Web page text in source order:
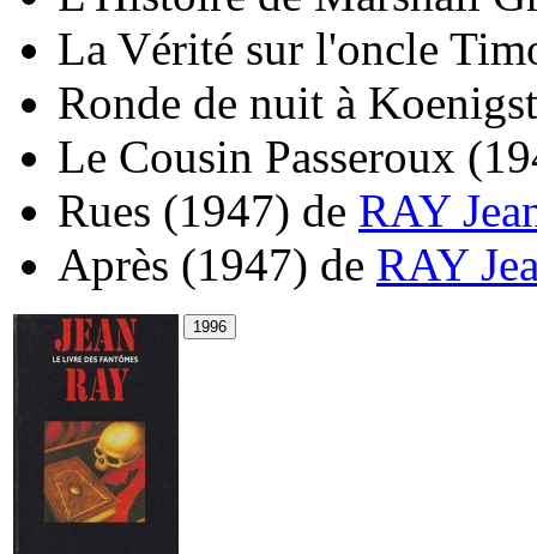
La Vérité sur l'oncle
Ronde de nuit à
Le Cousin Passeroux
Rues (1947) de RAY
Après (1947) de RAY